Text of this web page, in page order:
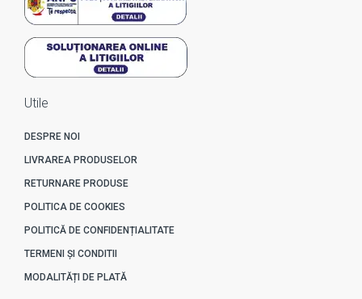
Utile
DESPRE NOI
LIVRAREA PRODUSELOR
RETURNARE PRODUSE
POLITICA DE COOKIES
POLITICĂ DE CONFIDENȚIALITATE
TERMENI ȘI CONDITII
MODALITĂȚI DE PLATĂ